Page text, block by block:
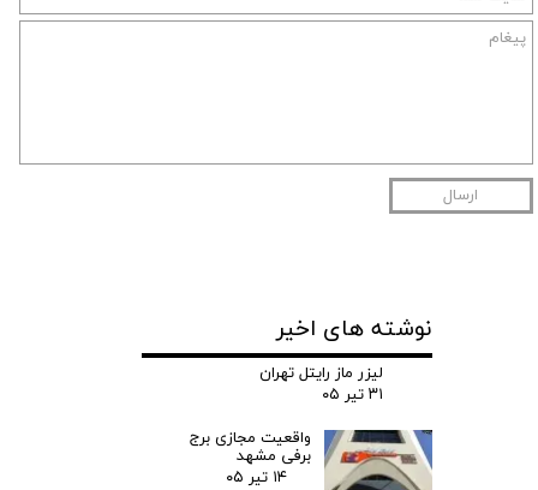
ارسال
نوشته های اخیر
لیزر ماز رایتل تهران
۳۱ تیر ۰۵
واقعیت مجازی برج
برفی مشهد
۱۴ تیر ۰۵